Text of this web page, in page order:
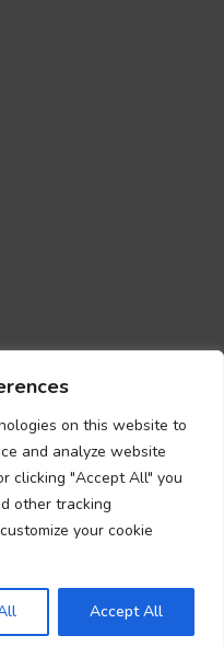
on this website to
and analyze website
clicking "Accept All" you
other tracking
your cookie
Accept All
CÁ NHÂN